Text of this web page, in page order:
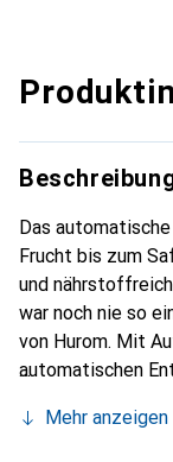
Das
Frucht bis zum
und
war noch nie so
von Hurom. Mit
automatischen
Pressschnecke
Mehr anzeigen